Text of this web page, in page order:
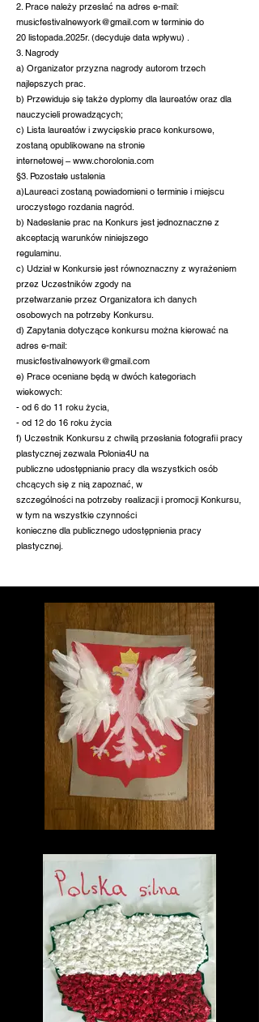
2. Prace należy przesłać na adres e-mail:
musicfestivalnewyork@gmail.com w terminie do
20 listopada.2025r. (decyduje data wpływu) .
3. Nagrody
a) Organizator przyzna nagrody autorom trzech
najlepszych prac.
b) Przewiduje się także dyplomy dla laureatów oraz dla
nauczycieli prowadzących;
c) Lista laureatów i zwycięskie prace konkursowe,
zostaną opublikowane na stronie
internetowej – www.chorolonia.com
§3. Pozostałe ustalenia
a)Laureaci zostaną powiadomieni o terminie i miejscu
uroczystego rozdania nagród.
b) Nadesłanie prac na Konkurs jest jednoznaczne z
akceptacją warunków niniejszego
regulaminu.
c) Udział w Konkursie jest równoznaczny z wyrażeniem
przez Uczestników zgody na
przetwarzanie przez Organizatora ich danych
osobowych na potrzeby Konkursu.
d) Zapytania dotyczące konkursu można kierować na
adres e-mail:
musicfestivalnewyork@gmail.com
e) Prace oceniane będą w dwóch kategoriach
wiekowych:
- od 6 do 11 roku życia,
- od 12 do 16 roku życia
f) Uczestnik Konkursu z chwilą przesłania fotografii pracy
plastycznej zezwala Polonia4U na
publiczne udostępnianie pracy dla wszystkich osób
chcących się z nią zapoznać, w
szczególności na potrzeby realizacji i promocji Konkursu,
w tym na wszystkie czynności
konieczne dla publicznego udostępnienia pracy
plastycznej.